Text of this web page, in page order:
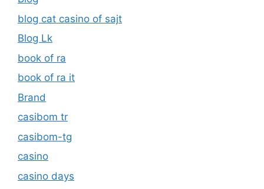
blog cat casino of sajt
Blog Lk
book of ra
book of ra it
Brand
casibom tr
casibom-tg
casino
casino days